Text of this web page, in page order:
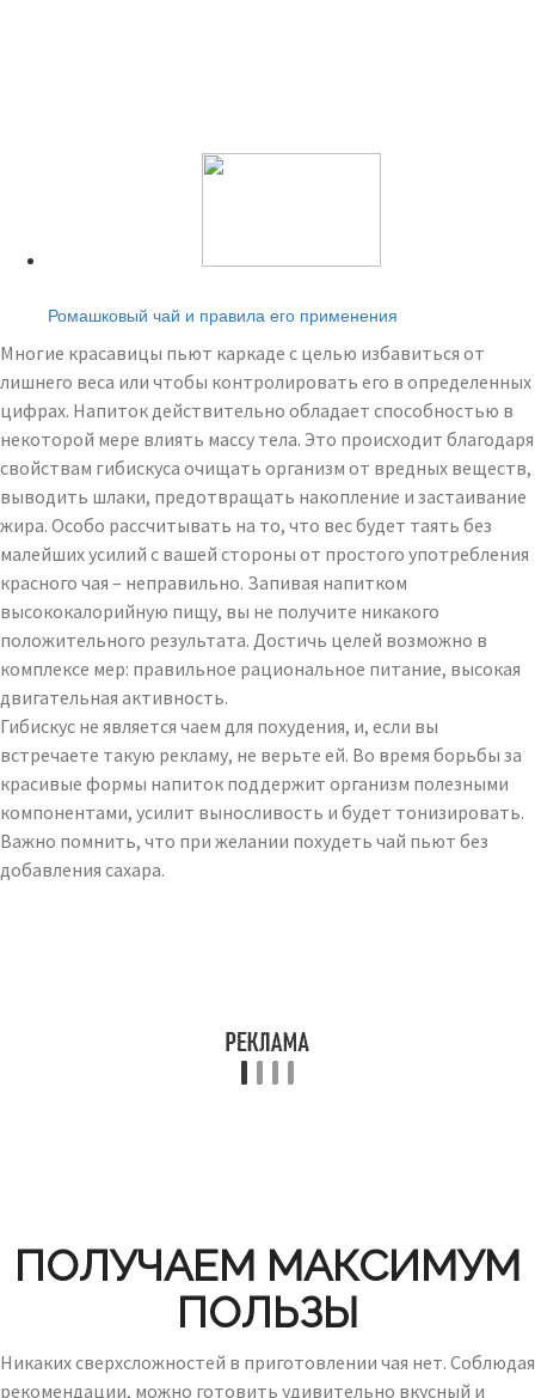
Ромашковый чай и правила его применения
Многие красавицы пьют каркаде с целью избавиться от
лишнего веса или чтобы контролировать его в определенных
цифрах. Напиток действительно обладает способностью в
некоторой мере влиять массу тела. Это происходит благодаря
свойствам гибискуса очищать организм от вредных веществ,
выводить шлаки, предотвращать накопление и застаивание
жира. Особо рассчитывать на то, что вес будет таять без
малейших усилий с вашей стороны от простого употребления
красного чая – неправильно. Запивая напитком
высококалорийную пищу, вы не получите никакого
положительного результата. Достичь целей возможно в
комплексе мер: правильное рациональное питание, высокая
двигательная активность.
Гибискус не является чаем для похудения, и, если вы
встречаете такую рекламу, не верьте ей. Во время борьбы за
красивые формы напиток поддержит организм полезными
компонентами, усилит выносливость и будет тонизировать.
Важно помнить, что при желании похудеть чай пьют без
добавления сахара.
ПОЛУЧАЕМ МАКСИМУМ
ПОЛЬЗЫ
Никаких сверхсложностей в приготовлении чая нет. Соблюдая
рекомендации, можно готовить удивительно вкусный и